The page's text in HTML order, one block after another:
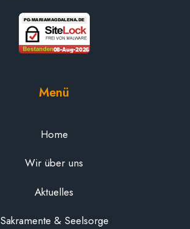
Menü
Home
Wir über uns
Aktuelles
Sakramente & Seelsorge